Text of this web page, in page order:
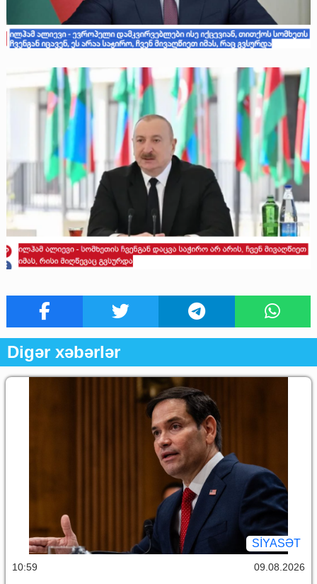
Digər xəbərlər
SİYASƏT
10:59 09.08.2026